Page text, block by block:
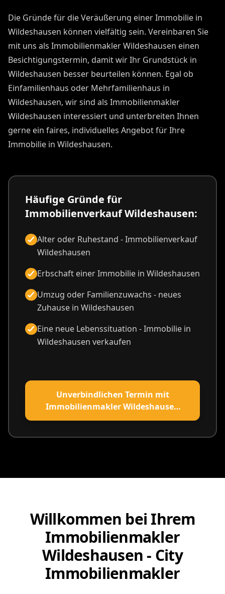
Die Gründe für die Veräußerung einer Immobilie in
Wildeshausen können vielfältig sein. Vereinbaren Sie
mit uns als Immobilienmakler Wildeshausen einen
Besichtigungstermin, damit wir Ihr Grundstück in
Wildeshausen besser beurteilen können. Egal ob
Einfamilienhaus oder Mehrfamilienhaus in
Wildeshausen, wir sind als Immobilienmakler
Wildeshausen interessiert und unterbreiten Ihnen
gerne ein faires, individuelles Angebot für Ihre
Immobilie in Wildeshausen.
Häufige Gründe für
Immobilienverkauf Wildeshausen:
Alter oder Ruhestand - Immobilienverkauf
Wildeshausen
Erbschaft einer Immobilie in Wildeshausen
Umzug oder Familienzuwachs - neues
Zuhause in Wildeshausen
Eine neue Lebenssituation - Immobilie in
Wildeshausen verkaufen
Unverbindlichen Termin mit
Immobilienmakler Wildeshausen
vereinbaren
Willkommen bei Ihrem
Immobilienmakler
Wildeshausen - City
Immobilienmakler